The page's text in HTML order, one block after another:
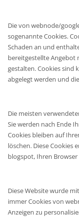
Die von webnode/
sogenannte Cookies.
Schaden an und
bereitgestellte Angebot
gestalten. Cookies sind
abgelegt werden und
Die meisten
Sie werden nach Ende
Cookies bleiben auf
löschen. Diese Cookies
blogspot, Ihren
Diese Website wurde
immer Cookies von
Anzeigen zu